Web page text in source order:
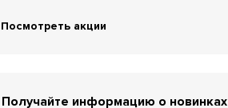
Посмотреть акции
Получайте информацию о